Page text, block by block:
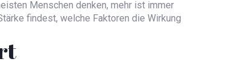
Menschen denken, mehr ist immer
findest, welche Faktoren die Wirkung